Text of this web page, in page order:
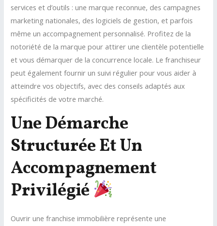
services et d’outils : une marque reconnue, des campagnes
marketing nationales, des logiciels de gestion, et parfois
même un accompagnement personnalisé. Profitez de la
notoriété de la marque pour attirer une clientèle potentielle
et vous démarquer de la concurrence locale. Le franchiseur
peut également fournir un suivi régulier pour vous aider à
atteindre vos objectifs, avec des conseils adaptés aux
spécificités de votre marché.
Une Démarche
Structurée Et Un
Accompagnement
Privilégié
Ouvrir une franchise immobilière représente une